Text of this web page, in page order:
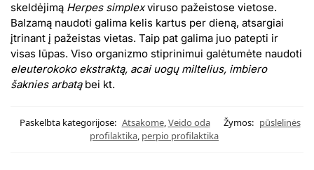
skeldėjimą Herpes simplexviruso pažeistose vietose.
Balzamą naudoti galima kelis kartus per dieną, atsargiai
įtrinant į pažeistas vietas. Taip pat galima juo patepti ir
visas lūpas. Viso organizmo stiprinimui galėtumėte naudoti
eleuterokoko ekstraktą, acai uogų miltelius, imbiero
šaknies arbatąbei kt.
Paskelbta kategorijose: Atsakome,Veido oda Žymos: pūslelinės
profilaktika, рerpio profilaktika